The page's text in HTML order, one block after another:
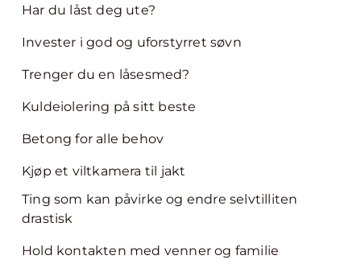
Har du låst deg ute?
Invester i god og uforstyrret søvn
Trenger du en låsesmed?
Kuldeiolering på sitt beste
Betong for alle behov
Kjøp et viltkamera til jakt
Ting som kan påvirke og endre selvtilliten
drastisk
Hold kontakten med venner og familie